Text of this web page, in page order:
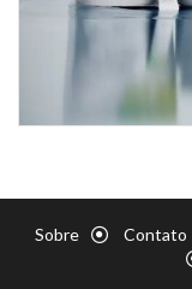
Sobre Contato